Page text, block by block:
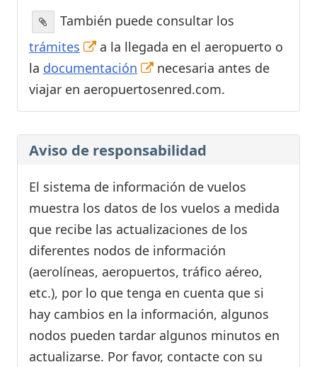
También puede consultar los
trámites
a la llegada en el aeropuerto o
la documentación
necesaria antes de
viajar en aeropuertosenred.com.
Aviso de responsabilidad
El sistema de información de vuelos
muestra los datos de los vuelos a medida
que recibe las actualizaciones de los
diferentes nodos de información
(aerolíneas, aeropuertos, tráfico aéreo,
etc.), por lo que tenga en cuenta que si
hay cambios en la información, algunos
nodos pueden tardar algunos minutos en
actualizarse. Por favor, contacte con su